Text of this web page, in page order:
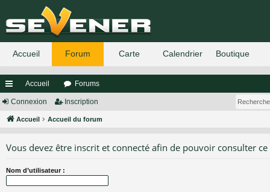
ac
co
s
Accueil Forums
Connexion Inscription
Accueil Accueil du forum
Vous devez être inscrit et connecté afin de pouvoir consulter
Nom d’utilisateur :